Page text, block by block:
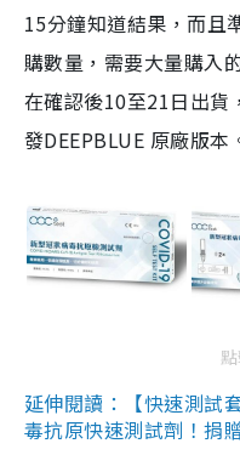
15分鐘知道結果，而且
購數量，需要大量購入
在確認後10至21日出貨
發DEEPBLUE 原廠版本
延伸閱讀：【快速測試
毒抗原快速測試劑！捐